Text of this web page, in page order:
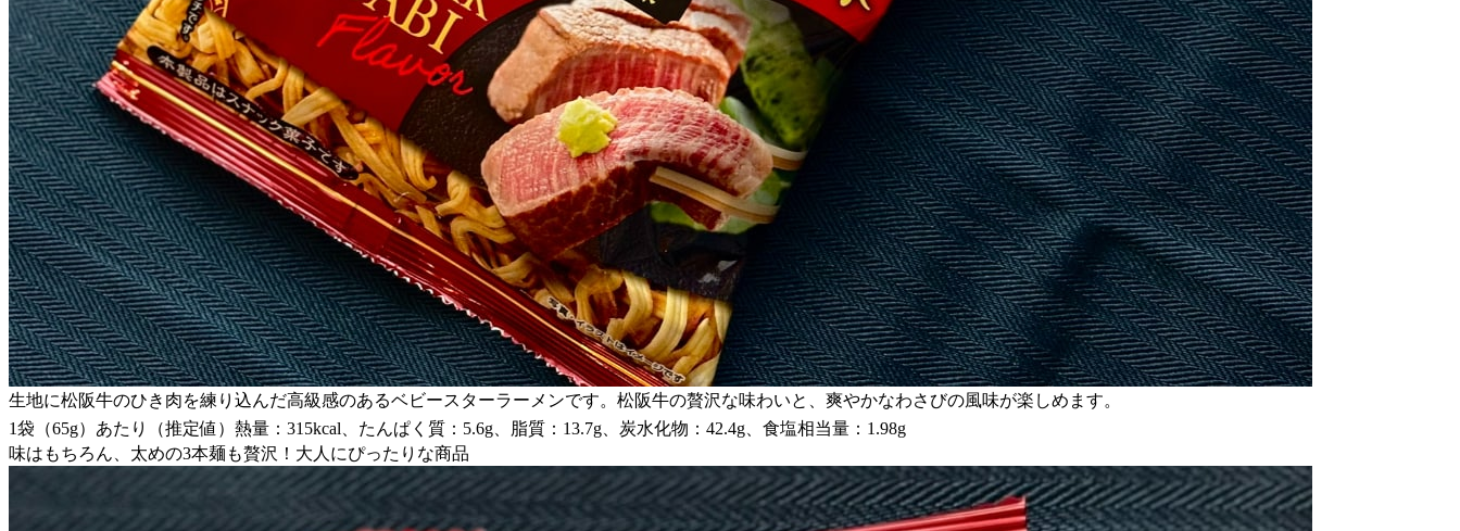
生地に松阪牛のひき肉を練り込んだ高級感のあるベビースターラーメンです。松阪牛の贅沢な味わいと、爽やかなわさびの風味が楽しめます。
1袋（65g）あたり（推定値）熱量：315kcal、たんぱく質：5.6g、脂質：13.7g、炭水化物：42.4g、食塩相当量：1.98g
味はもちろん、太めの3本麺も贅沢！大人にぴったりな商品